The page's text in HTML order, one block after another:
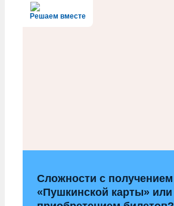
Решаем вместе
Сложности с получением
«Пушкинской карты» или